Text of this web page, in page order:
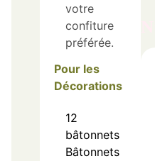
votre
confiture
préférée.
Pour les
Décorations
12
bâtonnets
Bâtonnets